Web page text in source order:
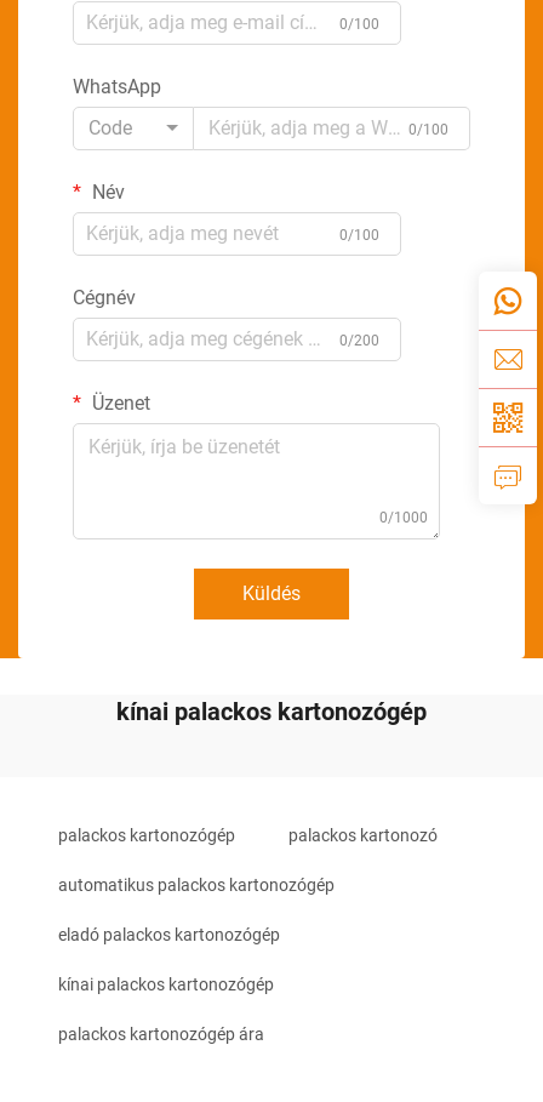
0/100
WhatsApp
Code
0/100
Név
0/100
Cégnév
0/200
Üzenet
0/1000
Küldés
kínai palackos kartonozógép
palackos kartonozógép palackos kartonozó
automatikus palackos kartonozógép
eladó palackos kartonozógép
kínai palackos kartonozógép
palackos kartonozógép ára